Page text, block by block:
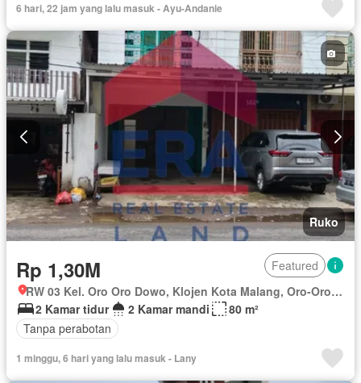
6 hari, 22 jam yang lalu masuk - Ayu-Andanie
Ruko
Rp 1,30M
Featured
RW 03 Kel. Oro Oro Dowo, Klojen Kota Malang, Oro-Oro Dowo, Kota Malang, Klojen, Jawa Timur
2 Kamar tidur
2 Kamar mandi
80 m²
Tanpa perabotan
1 minggu, 6 hari yang lalu masuk - Lany